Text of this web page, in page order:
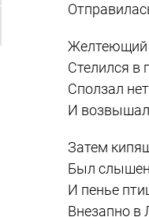
Желтеющий
Стелился в
Сползал
И
Затем
Был
И пенье
Внезапно в